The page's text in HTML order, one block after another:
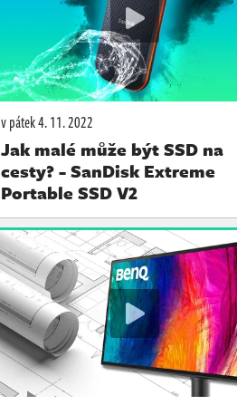
v pátek4. 11. 2022
Jak malé může být SSD na
cesty? - SanDisk Extreme
Portable SSD V2